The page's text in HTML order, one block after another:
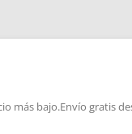
más bajo.Envío gratis